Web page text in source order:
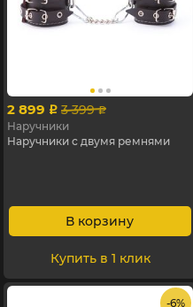
2 899 p 3 399 p
Наручники
Наручники с двумя ремнями
В корзину
Купить в 1 клик
- 6%